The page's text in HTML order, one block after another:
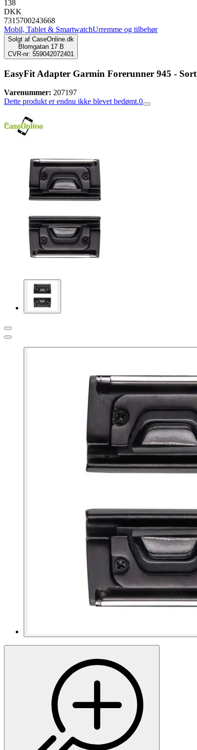
138
DKK
7315700243668
Mobil, Tablet & SmartwatchUrremme og tilbehør
Solgt af CaseOnline.dk
Blomgatan 17 B
CVR-nr: 559042072401
EasyFit Adapter Garmin Forerunner 945 - Sort
Varenummer: 207197
Dette produkt er endnu ikke blevet bedømt.0